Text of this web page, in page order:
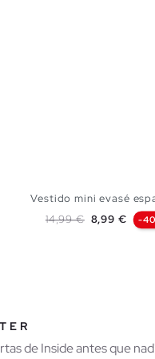
Vestido mini evasé
Precio base
14,99 € Precio
8,99 € -
de Inside antes que